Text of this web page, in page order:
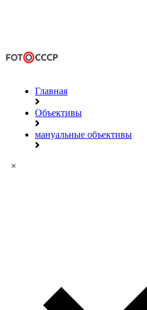
Главная
Объективы
мануальные объективы
×